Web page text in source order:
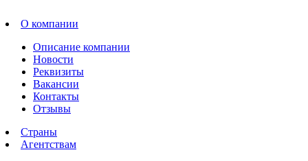
О компании
Описание компании
Новости
Реквизиты
Вакансии
Контакты
Отзывы
Страны
Агентствам